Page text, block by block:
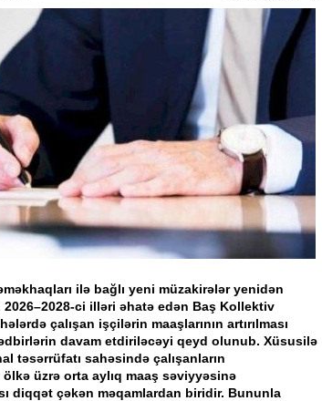
ilə bağlı yeni müzakirələr yenidən
ci illəri əhatə edən Baş Kollektiv
çalışan işçilərin maaşlarının artırılması
davam etdiriləcəyi qeyd olunub. Xüsusilə
təsərrüfatı sahəsində çalışanların
ölkə üzrə orta aylıq maaş səviyyəsinə
diqqət çəkən məqamlardan biridir. Bununla